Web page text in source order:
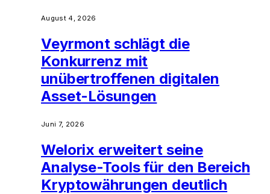
August 4, 2026
Veyrmont schlägt die
Konkurrenz mit
unübertroffenen digitalen
Asset-Lösungen
Juni 7, 2026
Welorix erweitert seine
Analyse-Tools für den Bereich
Kryptowährungen deutlich